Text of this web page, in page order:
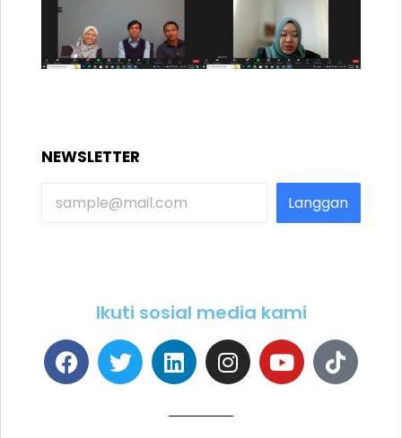
NEWSLETTER
Langgan
Ikuti sosial media kami